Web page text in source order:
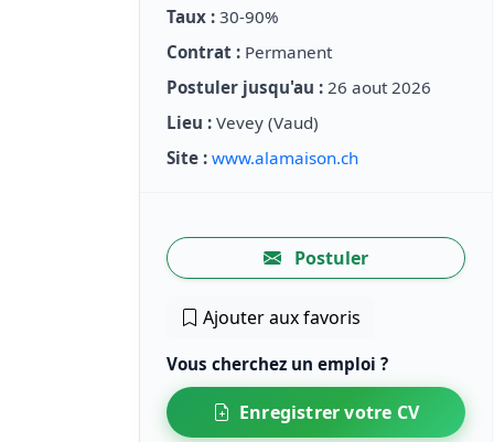
Taux : 30-90%
Contrat : Permanent
Postuler jusqu'au : 26 aout 2026
Lieu : Vevey (Vaud)
Site : www.alamaison.ch
Postuler
Ajouter aux favoris
Vous cherchez un emploi ?
Enregistrer votre CV